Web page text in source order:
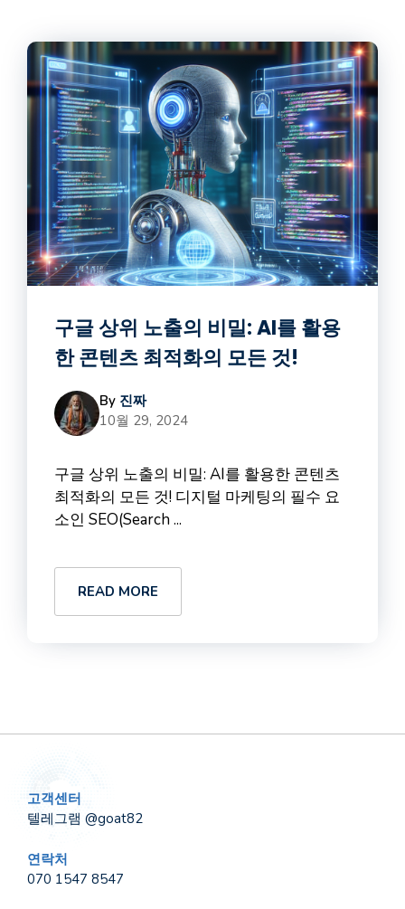
구글 상위 노출의 비밀: AI를 활용
한 콘텐츠 최적화의 모든 것!
By 진짜
10월 29, 2024
구글 상위 노출의 비밀: AI를 활용한 콘텐츠
최적화의 모든 것! 디지털 마케팅의 필수 요
소인 SEO(Search ...
READ MORE
고객센터
텔레그램 @goat82
연락처
070 1547 8547